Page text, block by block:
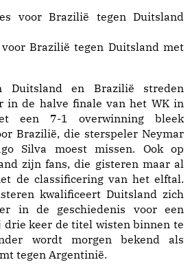
Brazilië tegen Duitsland met
Duitsland en Brazilië streden
in de halve finale van het WK in
een 7-1 overwinning bleek
Brazilië, die sterspeler Neymar
Silva moest missen. Ook op
zijn fans, die gisteren maar al
de classificering van het elftal.
kwalificeert Duitsland zich
in de geschiedenis voor een
keer de titel wisten binnen te
wordt morgen bekend als
tegen Argentinië.